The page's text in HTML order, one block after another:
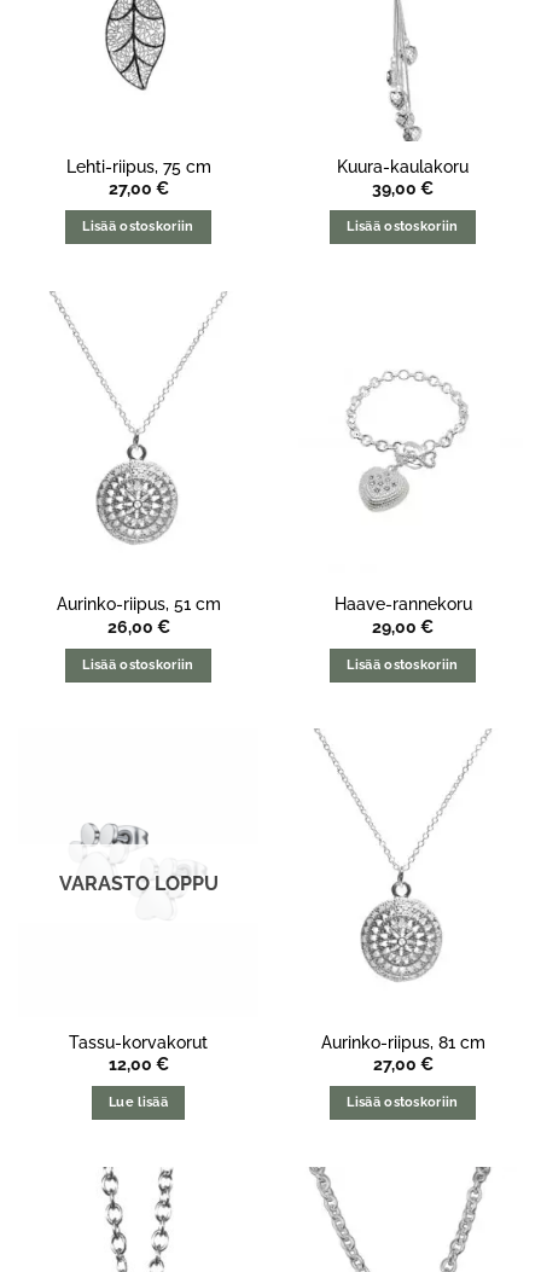
Lehti-riipus, 75 cm
27,00 €
Lisää ostoskoriin
Kuura-kaulakoru
39,00 €
Lisää ostoskoriin
Aurinko-riipus, 51 cm
26,00 €
Lisää ostoskoriin
Haave-rannekoru
29,00 €
Lisää ostoskoriin
VARASTO LOPPU
Tassu-korvakorut
12,00 €
Lue lisää
Aurinko-riipus, 81 cm
27,00 €
Lisää ostoskoriin